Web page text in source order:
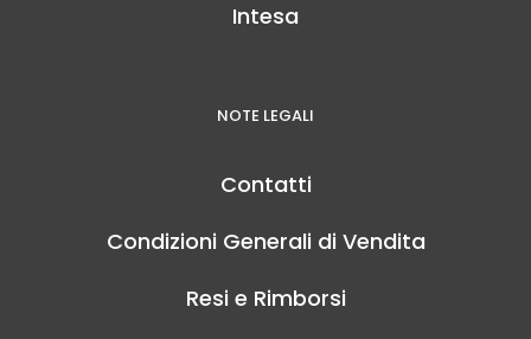
Intesa
NOTE LEGALI
Contatti
Condizioni Generali di Vendita
Resi e Rimborsi